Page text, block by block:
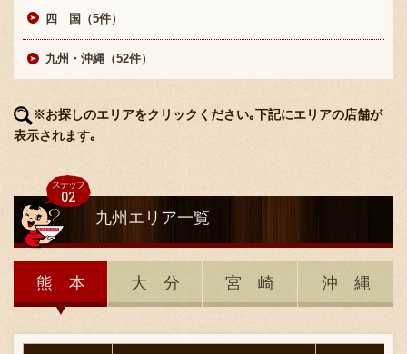
四 国（5件）
九州・沖縄（52件）
※お探しのエリアをクリックください｡下記にエリアの店舗が
表示されます｡
九州 エリア一覧
熊 本 大 分 宮 崎 沖 縄